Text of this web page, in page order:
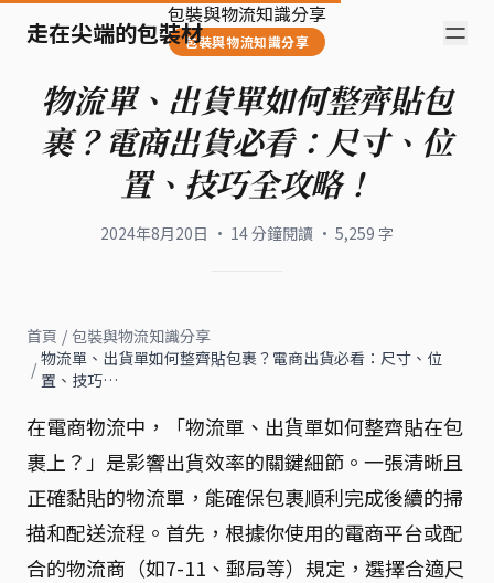
走在尖端的包裝材
包裝與物流知識分享
包裝與物流知識分享
物流單、出貨單如何整齊貼包
裹？電商出貨必看：尺寸、位
置、技巧全攻略！
2024年8月20日 · 14分鐘閱讀 · 5,259 字
首頁 / 包裝與物流知識分享
/ 物流單、出貨單如何整齊貼包裹？電商出貨必看：尺寸、位
置、技巧…
在電商物流中，「物流單、出貨單如何整齊貼在包
裹上？」是影響出貨效率的關鍵細節。一張清晰且
正確黏貼的物流單，能確保包裹順利完成後續的掃
描和配送流程。首先，根據你使用的電商平台或配
合的物流商（如7-11、郵局等）規定，選擇合適尺